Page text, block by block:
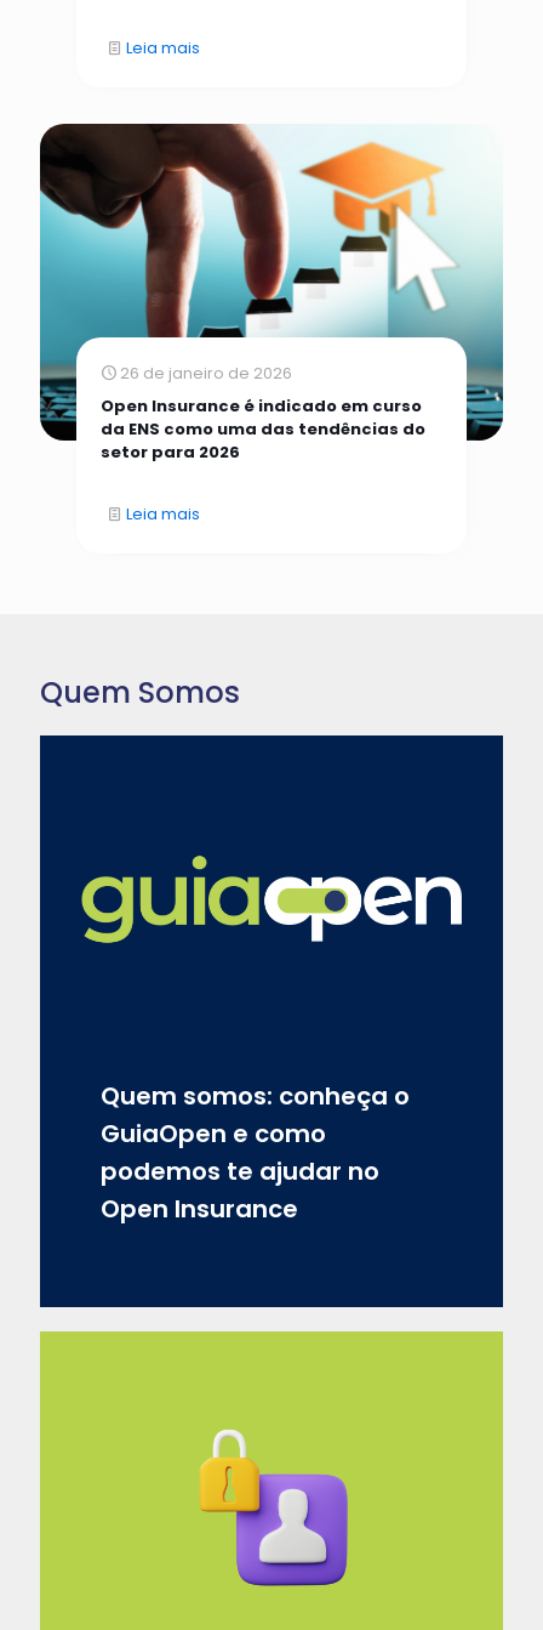
Leia mais
26 de janeiro de 2026
Open Insurance é indicado em curso
da ENS como uma das tendências do
setor para 2026
Leia mais
Quem Somos
Quem somos: conheça o
GuiaOpen e como
podemos te ajudar no
Open Insurance